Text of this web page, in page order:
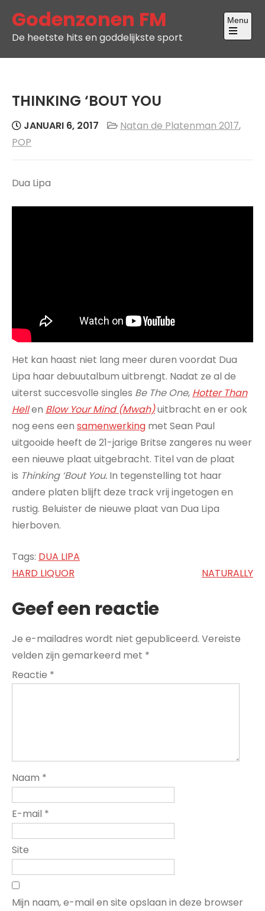
content
Godenzonen FM
De heetste hits en goddelijkste sport
Menu
Open
main
THINKING ‘BOUT YOU
JANUARI 6, 2017 Natan de Platenman 2017,
POP
Dua Lipa
Het kan haast niet lang meer duren voordat Dua
Lipa haar debuutalbum uitbrengt. Nadat ze al de
uiterst succesvolle singles Be The One, Hotter Than
Hellen Blow Your Mind (Mwah)uitbracht en er ook
nog eens een samenwerking met Sean Paul
uitgooide heeft de 21-jarige Britse zangeres nu weer
een nieuwe plaat uitgebracht. Titel van de plaat
is Thinking ‘Bout You. In tegenstelling tot haar
andere platen blijft deze track vrij ingetogen en
rustig. Beluister de nieuwe plaat van Dua Lipa
hierboven.
Tags: DUA LIPA
Bericht
HARD LIQUOR NATURALLY
Geef een reactie
Je e-mailadres wordt niet gepubliceerd. Vereiste
velden zijn gemarkeerd met *
Reactie *
Naam *
E-mail *
Site
Mijn naam, e-mail en site opslaan in deze browser